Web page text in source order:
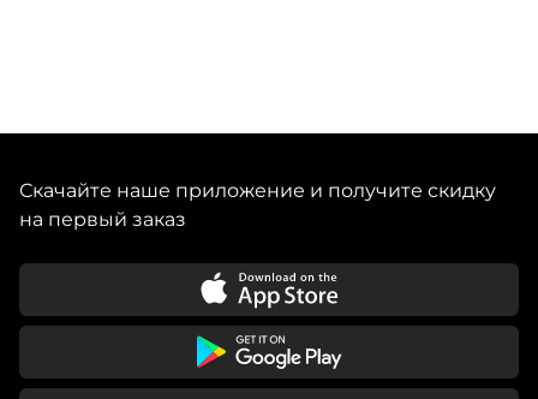
Скачайте наше приложение и получите скидку
на первый заказ